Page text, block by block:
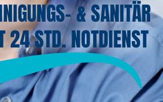
& SANITÄR
24 STD. NOTDIENST